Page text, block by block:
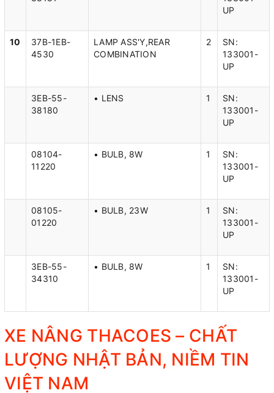
UP
10
37B-1EB-
4530
LAMP ASS'Y,REAR
COMBINATION
2
SN:
133001-
UP
3EB-55-
38180
• LENS 1
SN:
133001-
UP
08104-
11220
• BULB, 8W 1
SN:
133001-
UP
08105-
01220
• BULB, 23W 1
SN:
133001-
UP
3EB-55-
34310
• BULB, 8W 1
SN:
133001-
UP
XE NÂNG THACOES – CHẤT
LƯỢNG NHẬT BẢN, NIỀM TIN
VIỆT NAM